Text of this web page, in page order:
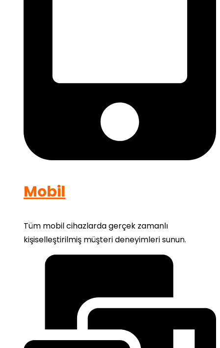
Mobil
Tüm mobil cihazlarda gerçek zamanlı
kişiselleştirilmiş müşteri deneyimleri sunun.